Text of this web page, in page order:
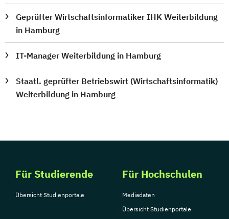
Geprüfter Wirtschaftsinformatiker IHK Weiterbildung
in Hamburg
IT-Manager Weiterbildung in Hamburg
Staatl. geprüfter Betriebswirt (Wirtschaftsinformatik)
Weiterbildung in Hamburg
Für Studierende
Übersicht Studienportale
Für Hochschulen
Mediadaten
Übersicht Studienportale